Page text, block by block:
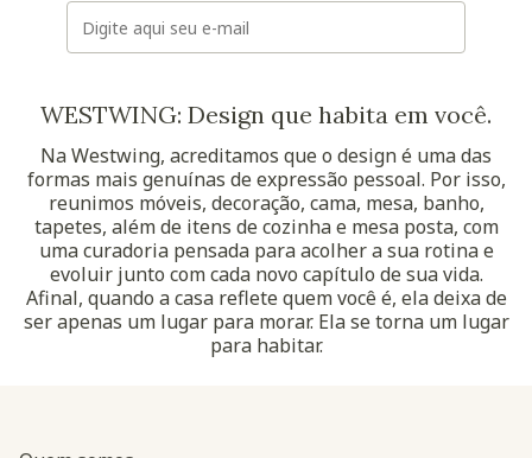
E-mail
WESTWING: Design que habita em você.
Na Westwing, acreditamos que o design é uma das
formas mais genuínas de expressão pessoal. Por isso,
reunimos móveis, decoração, cama, mesa, banho,
tapetes, além de itens de cozinha e mesa posta, com
uma curadoria pensada para acolher a sua rotina e
evoluir junto com cada novo capítulo de sua vida.
Afinal, quando a casa reflete quem você é, ela deixa de
ser apenas um lugar para morar. Ela se torna um lugar
para habitar.